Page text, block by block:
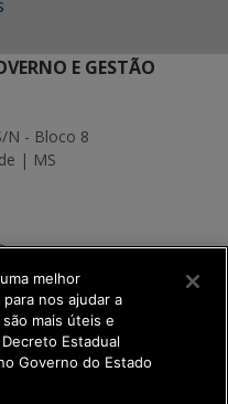
E GESTÃO
N - Bloco 8
| MS
melhor
nos ajudar a
mais úteis e
Estadual
Governo do Estado